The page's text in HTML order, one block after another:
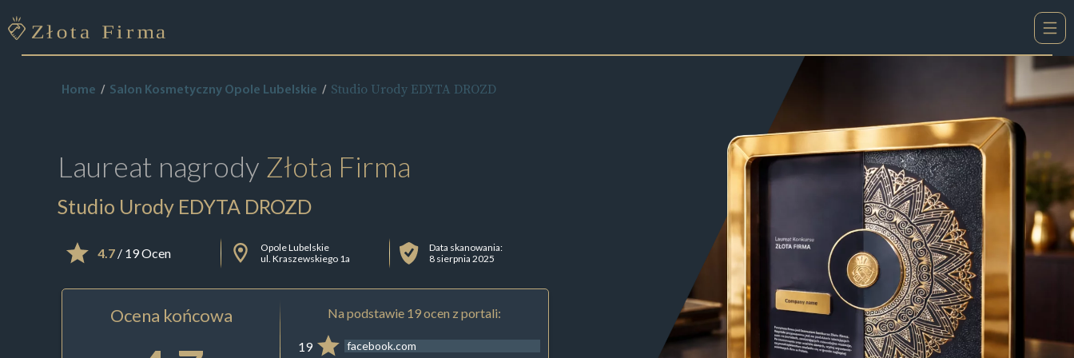
Home Salon Kosmetyczny Opole Lubelskie Studio Urody EDYTA DROZD
Laureat nagrody Złota Firma
Studio Urody EDYTA DROZD
4.7/ 19 Ocen
Opole Lubelskie
ul. Kraszewskiego 1a
Data skanowania:
8 sierpnia 2025
Ocena końcowa Na podstawie 19 ocen z portali:
19 facebook.com